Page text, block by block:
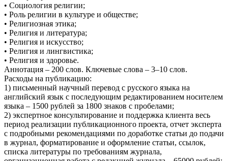
• Социология религии;
• Роль религии в культуре и обществе;
• Религиозная этика;
• Религия и литература;
• Религия и искусство;
• Религия и лингвистика;
• Религия и здоровье.
Аннотация – 200 слов. Ключевые слова – 3–10 слов.
Расходы на публикацию:
1) письменный научный перевод с русского языка на
английский язык с последующим редактированием носителем
языка – 1500 рублей за 1800 знаков с пробелами;
2) экспертное консультирование и поддержка клиента весь
период реализации публикационного проекта, отчет эксперта
с подробными рекомендациями по доработке статьи до подачи
в журнал, форматирование и оформление статьи, ссылок,
списка литературы по требованиям журнала,